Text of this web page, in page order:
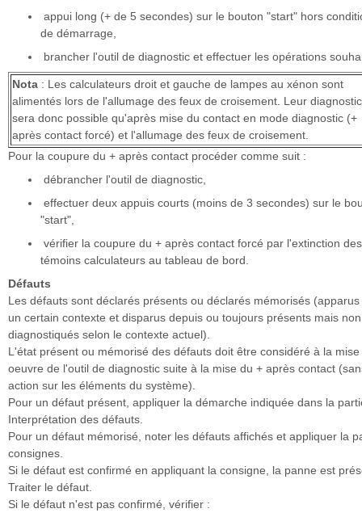
appui long (+ de 5 secondes) sur le bouton "start" hors
de démarrage,
brancher l'outil de diagnostic et effectuer les opérations
Nota : Les calculateurs droit et gauche de lampes au xénon sont
alimentés lors de l'allumage des feux de croisement. Leur
sera donc possible qu'après mise du contact en mode diagnostic (+
après contact forcé) et l'allumage des feux de croisement.
Pour la coupure du + après contact procéder comme suit :
débrancher l'outil de diagnostic,
effectuer deux appuis courts (moins de 3 secondes) sur le
"start",
vérifier la coupure du + après contact forcé par l'extinction des
témoins calculateurs au tableau de bord.
Défauts
Les défauts sont déclarés présents ou déclarés mémorisés
un certain contexte et disparus depuis ou toujours présents mais non
diagnostiqués selon le contexte actuel).
L'état présent ou mémorisé des défauts doit être considéré à la mise
oeuvre de l'outil de diagnostic suite à la mise du + après contact
action sur les éléments du système).
Pour un défaut présent, appliquer la démarche indiquée dans la
Interprétation des défauts.
Pour un défaut mémorisé, noter les défauts affichés et appliquer la
consignes.
Si le défaut est confirmé en appliquant la consigne, la panne est
Traiter le défaut.
Si le défaut n'est pas confirmé, vérifier :